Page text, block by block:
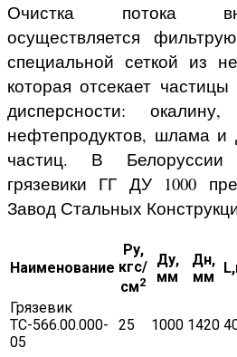
Очистка потока
осуществляется
специальной сеткой из
которая отсекает
дисперсности:
нефтепродуктов, шлама и
частиц. В Белоруссии
грязевики ГГ ДУ 1000
Завод Стальных
Наименование
Ру,
кгс/
см2
Ду,
мм
Дн,
мм
Грязевик
ТС-566.00.000-
05
25 1000 1420